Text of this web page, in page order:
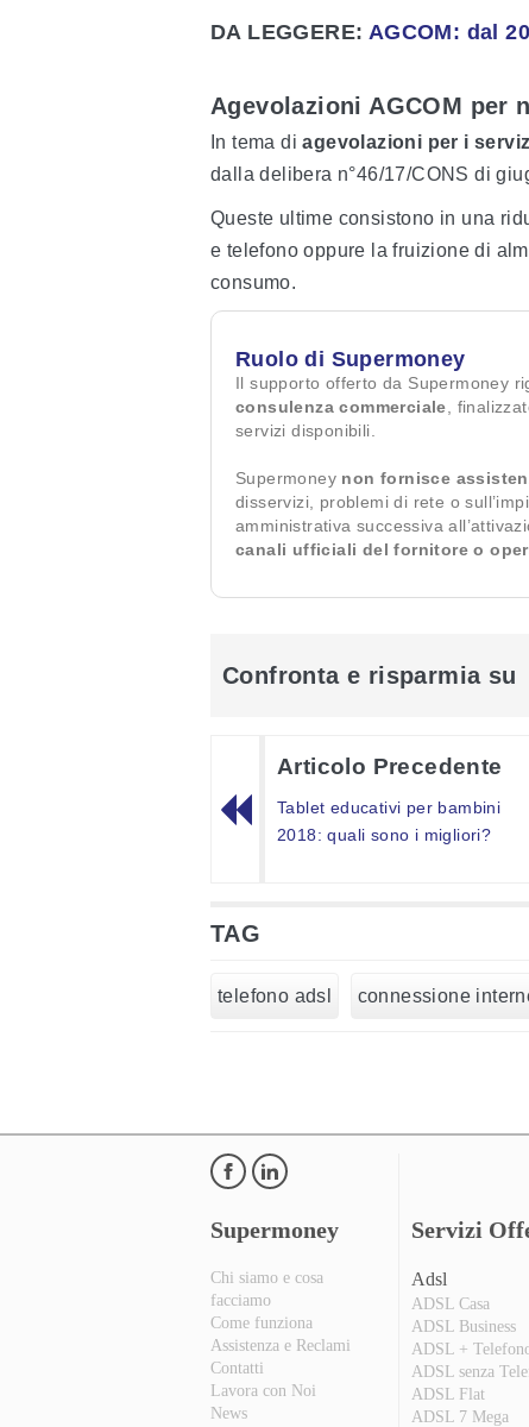
DA LEGGERE: AGCOM: dal
Agevolazioni AGCOM per
In tema diagevolazioni per i
dalla delibera n°46/17/CONS di
Queste ultime consistono in una
e telefono oppure la fruizione di
consumo.
Ruolo di Supermoney
Il supporto offerto da Supermoney
consulenza commerciale,
servizi disponibili.
Supermoney non fornisce
disservizi, problemi di rete o
amministrativa successiva
canali ufficiali del fornitore o
Confronta e risparmia su
Articolo Precedente
Tablet educativi per bambini
2018: quali sono i migliori?
TAG
telefono adsl connessione
Supermoney
Chi siamo e cosa
facciamo
Come funziona
Assistenza e Reclami
Contatti
Lavora con Noi
News
Servizi
Adsl
ADSL Casa
ADSL Business
ADSL +
ADSL senza
ADSL Flat
ADSL 7 Mega